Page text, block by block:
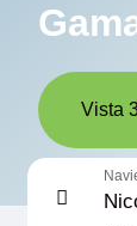
Vista